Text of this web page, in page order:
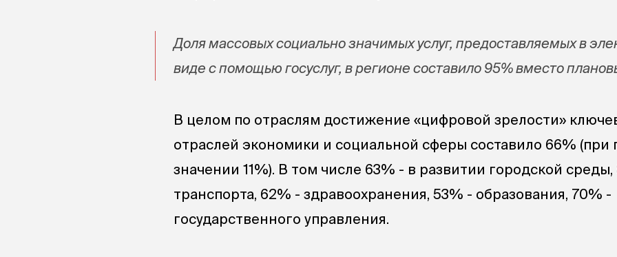
Доля массовых социально значимых услуг, предоставляемых в
виде с помощью госуслуг, в регионе составило 95% вместо
В целом по отраслям достижение «цифровой зрелости»
отраслей экономики и социальной сферы составило 66% (при
значении 11%). В том числе 63% - в развитии городской
транспорта, 62% - здравоохранения, 53% - образования, 70% -
государственного управления.